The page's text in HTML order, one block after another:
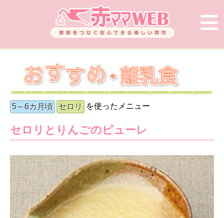
5～6カ月頃 セロリ を使ったメニュー
セロリとりんごのピューレ